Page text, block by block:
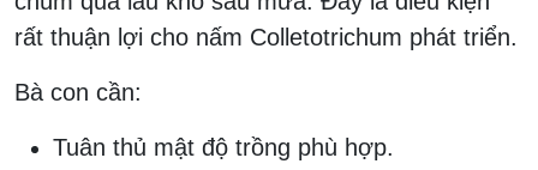
rất thuận lợi cho nấm Colletotrichum phát triển.
Bà con cần:
Tuân thủ mật độ trồng phù hợp.